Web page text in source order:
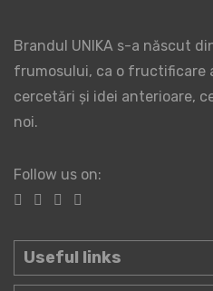
Brandul UNIKA s-a născut
frumosului, ca o fructificare
cercetări și idei anterioare,
noi.
Follow us on:
Useful links